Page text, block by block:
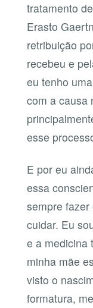
tratamento
Erasto
retribuição
recebeu e
eu tenho
com a causa
esse
E por eu
essa
sempre
cuidar. Eu
e a medicina
minha mãe
visto o
formatura,